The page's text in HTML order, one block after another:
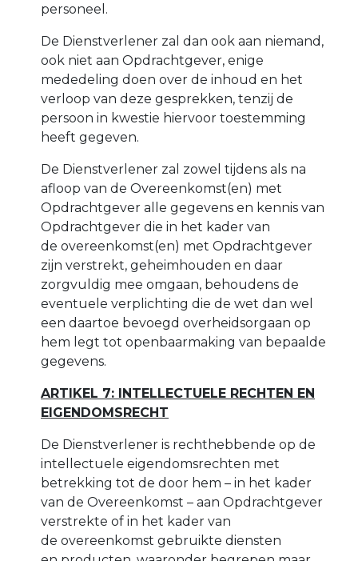
personeel.
De Dienstverlener zal dan ook aan niemand,
ook niet aan Opdrachtgever, enige
mededeling doen over de inhoud en het
verloop van deze gesprekken, tenzij de
persoon in kwestie hiervoor toestemming
heeft gegeven.
De Dienstverlener zal zowel tijdens als na
afloop van de Overeenkomst(en) met
Opdrachtgever alle gegevens en kennis van
Opdrachtgever die in het kader van
de overeenkomst(en) met Opdrachtgever
zijn verstrekt, geheimhouden en daar
zorgvuldig mee omgaan, behoudens de
eventuele verplichting die de wet dan wel
een daartoe bevoegd overheidsorgaan op
hem legt tot openbaarmaking van bepaalde
gegevens.
ARTIKEL 7: INTELLECTUELE RECHTEN EN
EIGENDOMSRECHT
De Dienstverlener is rechthebbende op de
intellectuele eigendomsrechten met
betrekking tot de door hem – in het kader
van de Overeenkomst – aan Opdrachtgever
verstrekte of in het kader van
de overeenkomst gebruikte diensten